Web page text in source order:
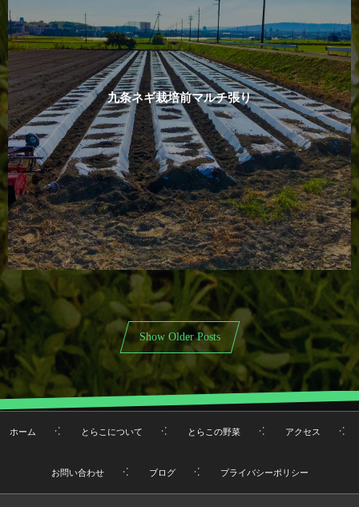
九条ネギ栽培前マルチ張り
Show Older Posts
ホーム とらこについて とらこの野菜 アクセス
お問い合わせ ブログ プライバシーポリシー